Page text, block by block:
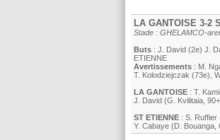
LA GANTOISE 3-2
Stade : GHELAMCO-
Buts : J. David (2e) J.
ETIENNE
Avertissements : M.
T. Kolodziejczak (73e)
LA GANTOISE : T.
J. David (G. Kvilitaia ,
ST ETIENNE : S. Ruffier
Y. Cabaye (D. Bouanga